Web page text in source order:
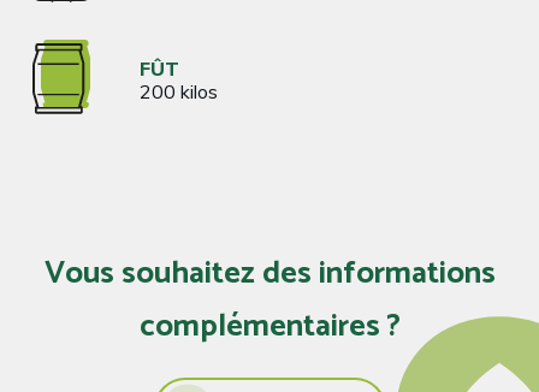
FÛT
200 kilos
Vous souhaitez des informations
complémentaires ?